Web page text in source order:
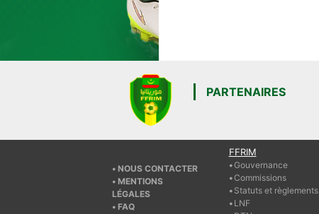
PARTENAIRES
NOUS CONTACTER
MENTIONS
LÉGALES
FAQ
FFRIM
Gouvernance
Commissions
Statuts et règlements
LNF